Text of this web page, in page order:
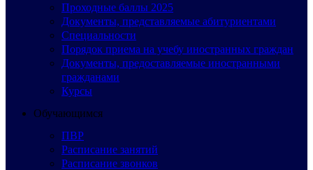
Проходные баллы 2025
Документы, представляемые абитуриентами
Специальности
Порядок приема на учебу иностранных граждан
Документы, предоставляемые иностранными
гражданами
Курсы
Обучающимся
ПВР
Расписание занятий
Расписание звонков